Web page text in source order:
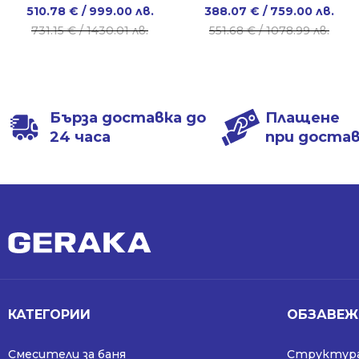
731.15€/ 1430.01 лв.
Original
price
510.78 € / 999.00 лв.
Current
price
551.68€/ 1078.99 лв.
Original
price
388.07 € / 759.00 лв.
Current
price
Бърза доставка до
24 часа
Плащене
при
КАТЕГОРИИ
Смесители за баня